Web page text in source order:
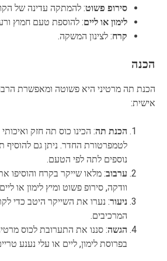
סירופ פשוט: להמתקה עדינה של
לימון או ליים: להוספת טעם חמוץ
קרח: לצינון המשקה.
הכנה
הכנת תה מרטיני היא פשוטה ומאפשרת
אישית:
הכנת תה: הכינו כוס תה חזק
לטמפרטורת החדר. ניתן גם להוסיף
נוספים לתה לפי הטעם.
ערבוב: מלאו שייקר בקרח והוסיפו
וודקה, סירופ פשוט ומיץ לימון או
ניעור: נערו את השייקר היטב כדי
המרכיבים.
הגשה: סננו את התערובת לכוס
בפרוסת לימון, ליים או עלי נענע